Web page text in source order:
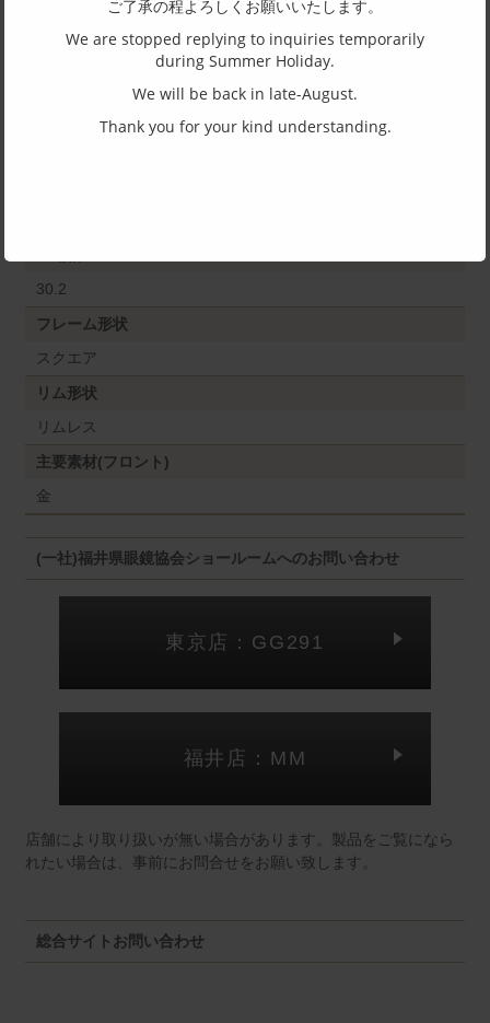
天然オパールでは通常あり得ない大きさの結晶を作ることが出来、その結
晶を切削加工することにより眼鏡フレームの前枠やテンプルそのものをハ
イブリッドオパールで製造することが可能です。ハイブリッドオパール製
の部品は加熱することによってフィッティングすることが出来ることも、
30.2
フレーム形状
スクエア
リム形状
リムレス
主要素材(フロント)
金
(一社)福井県眼鏡協会ショールームへのお問い合わせ
東京店：GG291
福井店：MM
店舗により取り扱いが無い場合があります。製品をご覧になら
れたい場合は、事前にお問合せをお願い致します。
総合サイトお問い合わせ
ご了承の程よろしくお願いいたします。
We are stopped replying to inquiries temporarily
during Summer Holiday.
We will be back in late-August.
Thank you for your kind understanding.